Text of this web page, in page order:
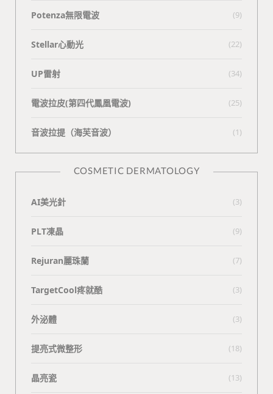
Potenza無限電波 (9)
Stellar心動光 (22)
UP雷射 (34)
電波拉皮(第四代鳳凰電波) (25)
⾳波拉提（海芙⾳波） (1)
COSMETIC DERMATOLOGY
AI美光針 (3)
PLT凍晶 (9)
Rejuran麗珠蘭 (7)
TargetCool疼就酷 (3)
外泌體 (3)
提亮式微整形 (18)
晶亮瓷 (13)